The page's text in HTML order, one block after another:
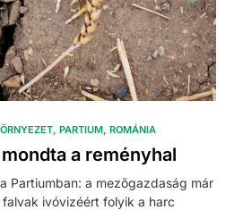
PARTIUM ROMÁNIA
a reményhal
Partiumban: a mezőgazdaság már
ivóvizéért folyik a harc